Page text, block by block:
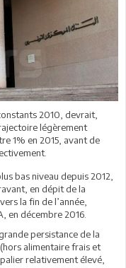
2010, devrait,
légèrement
1% en 2015, avant de
bas niveau depuis 2012,
en dépit de la
la fin de l’année,
en décembre 2016.
persistance de la
alimentaire frais et
relativement élevé,